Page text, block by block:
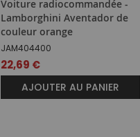
Voiture radiocommandée -
Lamborghini Aventador de
couleur orange
JAM404400
22,69 €
AJOUTER AU PANIER